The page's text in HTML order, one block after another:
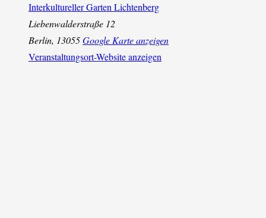
Interkultureller Garten Lichtenberg
Liebenwalderstraße 12
Berlin, 13055Google Karte anzeigen
Veranstaltungsort-Website anzeigen